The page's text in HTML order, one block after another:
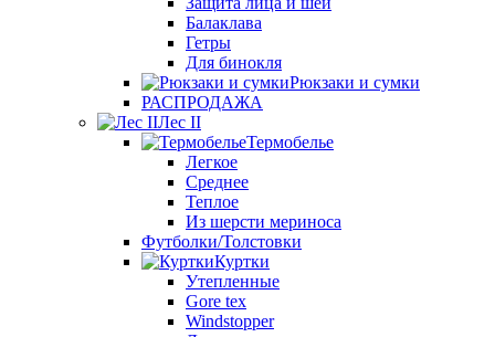
Балаклава
Гетры
Для бинокля
Рюкзаки и сумки
РАСПРОДАЖА
Лес II
Термобелье
Легкое
Среднее
Теплое
Из шерсти мериноса
Футболки/Толстовки
Куртки
Утепленные
Gore tex
Windstopper